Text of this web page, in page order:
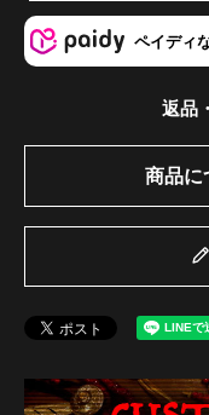
ペイディ
返品
商品に